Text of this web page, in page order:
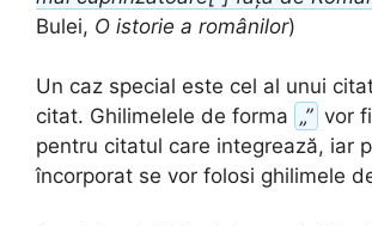
Bulei, O istorie a românilor)
Un caz special este cel al unui
citat. Ghilimelele de forma „” vor
pentru citatul care integrează, iar
încorporat se vor folosi ghilimele